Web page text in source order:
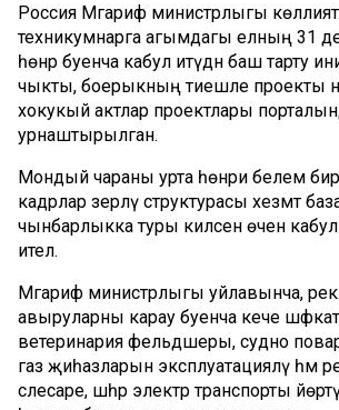
Россия Мәгариф министрлыгы
техникумнарга агымдагы елның 31
һөнәр буенча кабул итүдән баш тарту
чыкты, боерыкның тиешле проекты
хокукый актлар проектлары
урнаштырылган.
Мондый чараны урта һөнәри белем бирү
кадрлар әзерләү структурасы хезмәт
чынбарлыкка туры килсен өчен кабул
ителә.
Мәгариф министрлыгы уйлавынча,
авыруларны карау буенча кече
ветеринария фельдшеры, судно
газ җиһазларын эксплуатацияләү һәм
слесаре, шәһәр электр транспорты